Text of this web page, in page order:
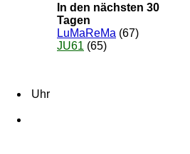
In den nächsten 30
Tagen
LuMaReMa (67)
JU61 (65)
Uhr